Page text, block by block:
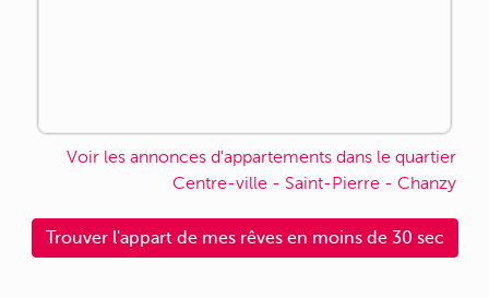
Voir les annonces d'appartements dans le quartier
Centre-ville - Saint-Pierre - Chanzy
Trouver l'appart de mes rêves en moins de 30 sec